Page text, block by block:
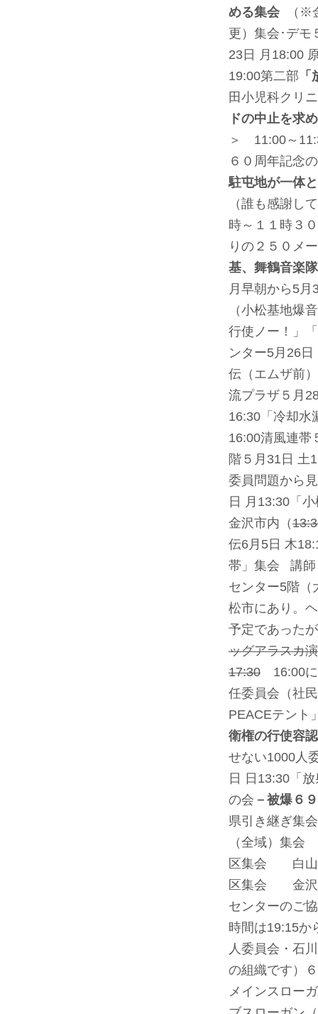
める集会（※金
更）集会･デモ
23日 月18:00
19:00第二部
田小児科クリ
ドの中止を求
＞ 11:00～
６０周年記念
駐屯地が一体
（誰も感謝し
時～１１時３
りの２５０メ
基、 舞鶴音楽
月早朝から5
（小松基地爆
行使ノー！」
ンター5月26日
伝（エムザ前
流プラザ５月
16:30「冷却
16:00清風連帯
階５月31日 土
委員問題から
日 月13:30「
金沢市内（
伝6月5日 木
帯」集会 講師
センター5階（
松市にあり。
予定であった
ッグアラスカ
17:3016:00に
任委員会（社
PEACEテント
衛権の行使容
せない1000人
日 日13:30「
の会 －被爆６
県引き継ぎ集
（全域）集会
区集会 白山
区集会 金沢
センターのご
時間は19:15
人委員会・石
の組織です）
メインスロー